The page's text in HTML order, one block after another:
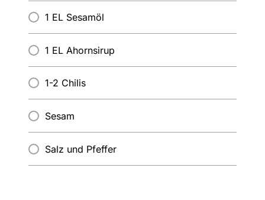
1 EL Sesamöl
1 EL Ahornsirup
1-2 Chilis
Sesam
Salz und Pfeffer